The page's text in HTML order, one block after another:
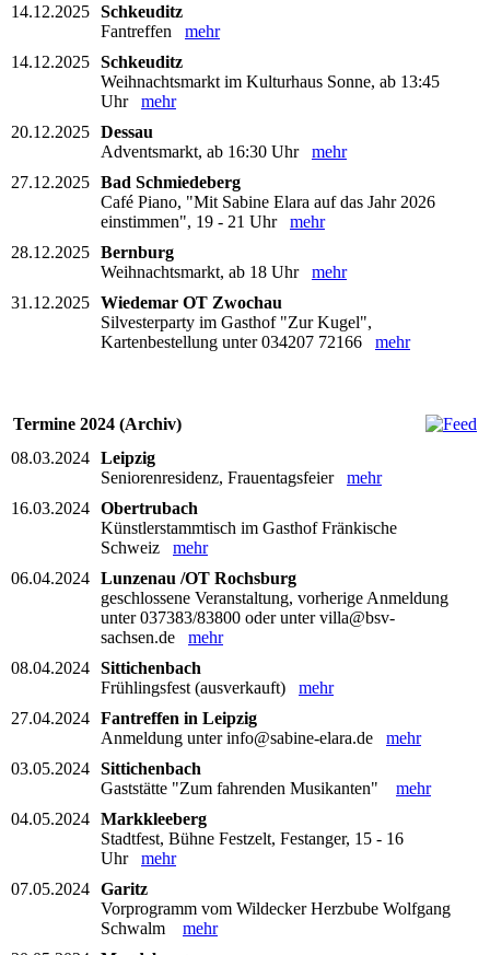
14.12.2025 Schkeuditz
Fantreffen mehr
14.12.2025 Schkeuditz
Weihnachtsmarkt im Kulturhaus Sonne, ab 13:45
Uhr mehr
20.12.2025 Dessau
Adventsmarkt, ab 16:30 Uhr mehr
27.12.2025 Bad Schmiedeberg
Café Piano, "Mit Sabine Elara auf das Jahr 2026
einstimmen", 19 - 21 Uhr mehr
28.12.2025 Bernburg
Weihnachtsmarkt, ab 18 Uhr mehr
31.12.2025 Wiedemar OT Zwochau
Silvesterparty im Gasthof "Zur Kugel",
Kartenbestellung unter 034207 72166 mehr
Termine 2024 (Archiv)
08.03.2024 Leipzig
Seniorenresidenz, Frauentagsfeier mehr
16.03.2024 Obertrubach
Künstlerstammtisch im Gasthof Fränkische
Schweiz mehr
06.04.2024 Lunzenau /OT Rochsburg
geschlossene Veranstaltung, vorherige Anmeldung
unter 037383/83800 oder unter villa@bsv-
sachsen.de mehr
08.04.2024 Sittichenbach
Frühlingsfest (ausverkauft) mehr
27.04.2024 Fantreffen in Leipzig
Anmeldung unter info@sabine-elara.de mehr
03.05.2024 Sittichenbach
Gaststätte "Zum fahrenden Musikanten" mehr
04.05.2024 Markkleeberg
Stadtfest, Bühne Festzelt, Festanger, 15 - 16
Uhr mehr
07.05.2024 Garitz
Vorprogramm vom Wildecker Herzbube Wolfgang
Schwalm mehr